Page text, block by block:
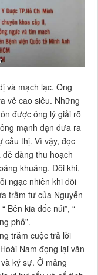
và mạch lạc. Ông
vẻ cao siêu. Những
được ông lý giải rõ
mạnh dạn đưa ra
cầu thị. Vì vậy, đọc
dàng thu hoạch
khuâng. Đôi khi,
ngạc nhiên khi dõi
trầm tư của Nguyễn
Bên kia dốc núi”, “
phố”.
trăm cuộc trả lời
Nam đọng lại văn
ký sự. Ở mảng